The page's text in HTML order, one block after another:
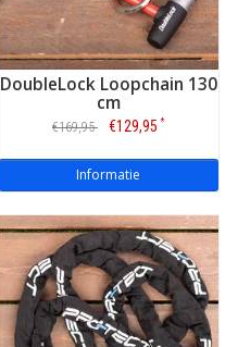
DoubleLock Loopchain 130
cm
€169,95 €129,95 *
Informatie